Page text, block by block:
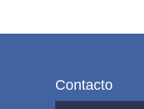
Contacto